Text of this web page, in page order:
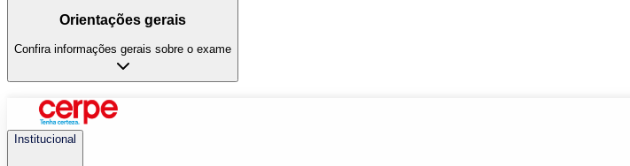
Orientações gerais
Confira informações gerais sobre o exame
Institucional